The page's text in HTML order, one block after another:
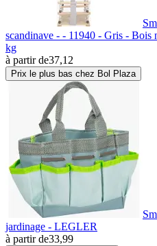
scandinave - - 11940 - Gris -
kg
à partir de37,12
Prix le plus bas chez Bol Plaza
jardinage - LEGLER
à partir de33,99